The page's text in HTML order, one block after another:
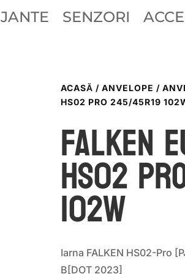
JANTE SENZORI
ACASĂ / ANVELOPE /
HS02 PRO 245/45R19
Falken
HS02
102W
Iarna FALKEN HS02-Pro
B[DOT 2023]